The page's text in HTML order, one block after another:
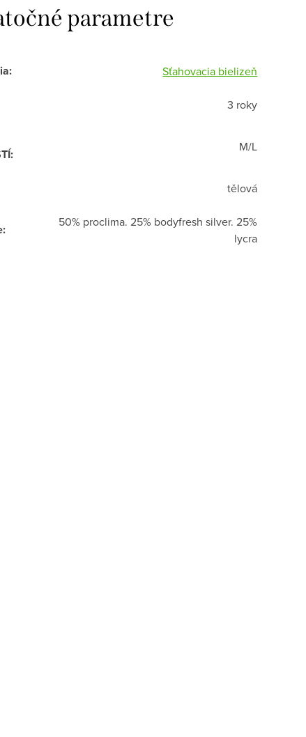
parametre
: Sťahovacia bielizeň
3 roky
: M/L
tělová
:
50% proclima. 25% bodyfresh silver. 25%
lycra